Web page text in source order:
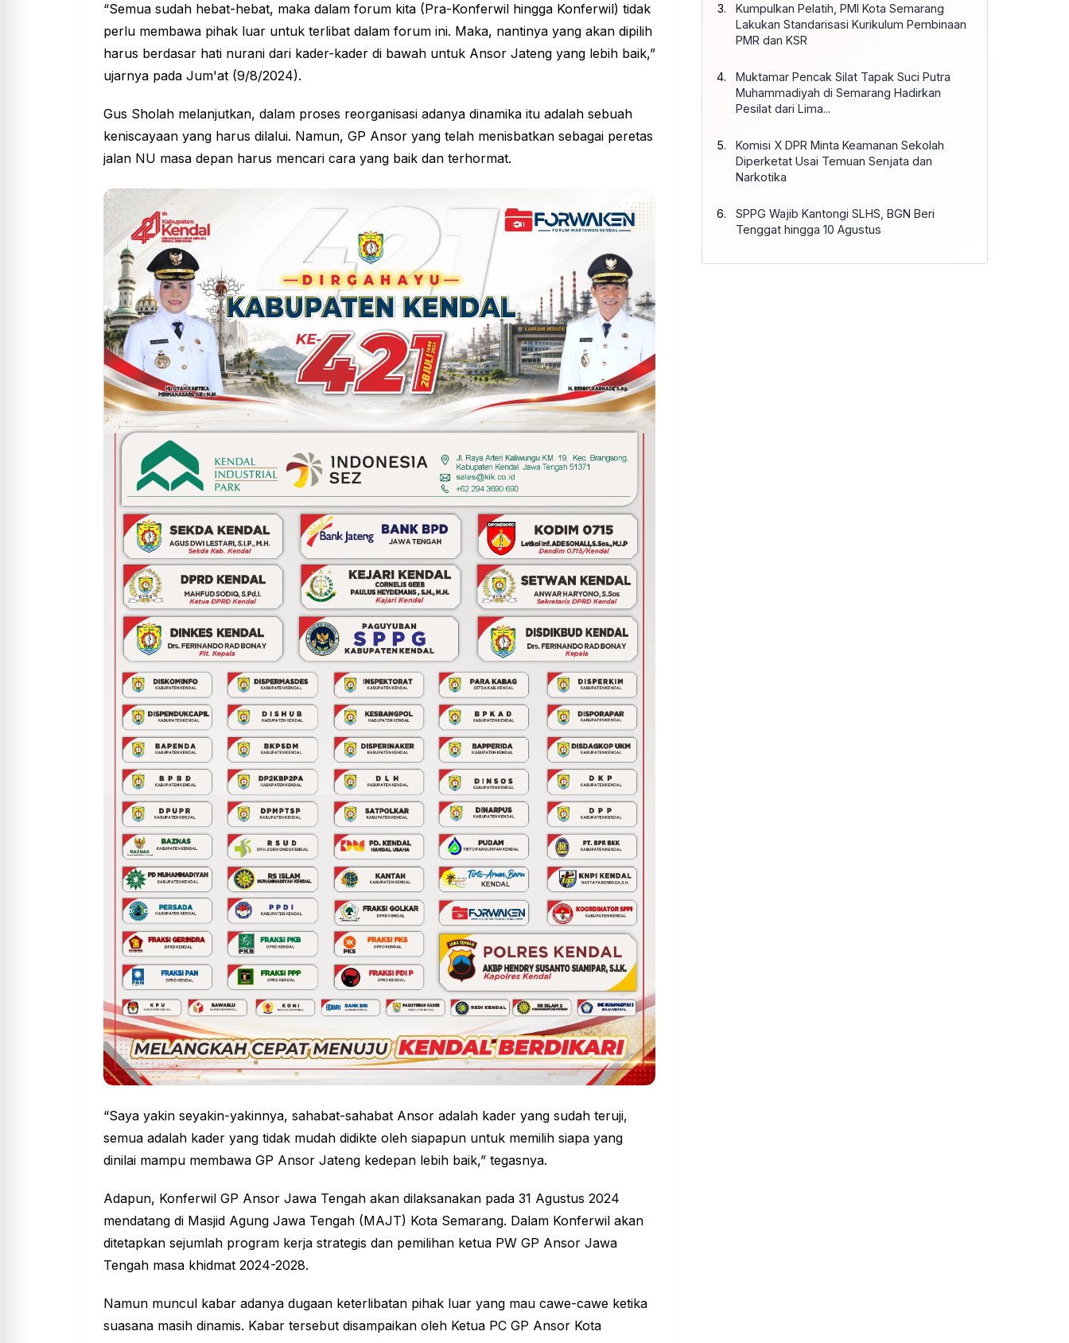
“Semua sudah hebat-hebat, maka dalam forum kita (Pra-Konferwil hingga Konferwil) tidak
perlu membawa pihak luar untuk terlibat dalam forum ini. Maka, nantinya yang akan dipilih
harus berdasar hati nurani dari kader-kader di bawah untuk Ansor Jateng yang lebih baik,”
ujarnya pada Jum'at (9/8/2024).
Gus Sholah melanjutkan, dalam proses reorganisasi adanya dinamika itu adalah sebuah
keniscayaan yang harus dilalui. Namun, GP Ansor yang telah menisbatkan sebagai peretas
jalan NU masa depan harus mencari cara yang baik dan terhormat.
“Saya yakin seyakin-yakinnya, sahabat-sahabat Ansor adalah kader yang sudah teruji,
semua adalah kader yang tidak mudah didikte oleh siapapun untuk memilih siapa yang
dinilai mampu membawa GP Ansor Jateng kedepan lebih baik,” tegasnya.
Adapun, Konferwil GP Ansor Jawa Tengah akan dilaksanakan pada 31 Agustus 2024
mendatang di Masjid Agung Jawa Tengah (MAJT) Kota Semarang. Dalam Konferwil akan
ditetapkan sejumlah program kerja strategis dan pemilihan ketua PW GP Ansor Jawa
Tengah masa khidmat 2024-2028.
Namun muncul kabar adanya dugaan keterlibatan pihak luar yang mau cawe-cawe ketika
suasana masih dinamis. Kabar tersebut disampaikan oleh Ketua PC GP Ansor Kota
Kumpulkan Pelatih, PMI Kota Semarang
Lakukan Standarisasi Kurikulum Pembinaan
PMR dan KSR
Muktamar Pencak Silat Tapak Suci Putra
Muhammadiyah di Semarang Hadirkan
Pesilat dari Lima...
Komisi X DPR Minta Keamanan Sekolah
Diperketat Usai Temuan Senjata dan
Narkotika
SPPG Wajib Kantongi SLHS, BGN Beri
Tenggat hingga 10 Agustus